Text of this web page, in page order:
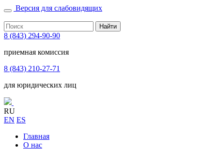
Версия для слабовидящих
Найти
8 (843) 294-90-90
приемная комиссия
8 (843) 210-27-71
для юридических лиц
RU
EN ES
Главная
О нас